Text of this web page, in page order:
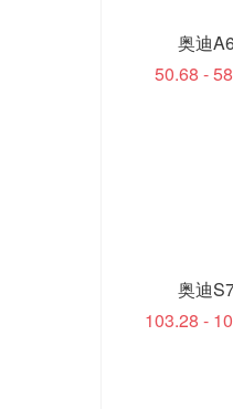
奥迪
50.68 -
奥迪
103.28 -